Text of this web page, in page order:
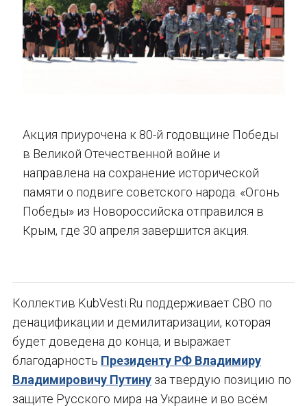
Акция приурочена к 80-й годовщине Победы
в Великой Отечественной войне и
направлена на сохранение исторической
памяти о подвиге советского народа. «Огонь
Победы» из Новороссийска отправился в
Крым, где 30 апреля завершится акция.
Коллектив KubVesti.Ru поддерживает СВО по
денацификации и демилитаризации, которая
будет доведена до конца, и выражает
благодарность Президенту РФ Владимиру
Владимировичу Путину за твердую позицию по
защите Русского мира на Украине и во всём